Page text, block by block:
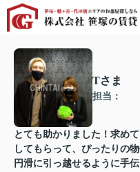
Tさま
担当：
とても助かりました！求め
してもらって、ぴったりの
円滑に引っ越せるように手